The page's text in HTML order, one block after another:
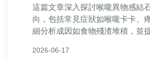
這篇文章深入探討喉嚨異物感結
向，包括常見症狀如喉嚨卡卡、
細分析成因如食物殘渣堆積，並
議。文中還包含預防策略、常見
2026-06-17